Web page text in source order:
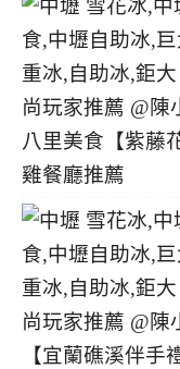
八里美食【紫藤
雞餐廳推薦
【宜蘭礁溪伴手